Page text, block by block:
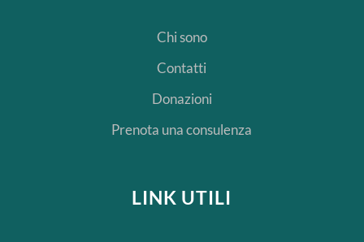
Chi sono
Contatti
Donazioni
Prenota una consulenza
LINK UTILI